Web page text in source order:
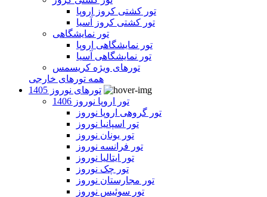
تور کشتی کروز اروپا
تور کشتی کروز آسیا
تور نمایشگاهی
تور نمایشگاهی اروپا
تور نمایشگاهی آسیا
تورهای ویژه کریسمس
همه تورهای خارجی
تورهای نوروز 1405
تور اروپا نوروز 1406
تور گروهی اروپا نوروز
تور اسپانیا نوروز
تور یونان نوروز
تور فرانسه نوروز
تور ایتالیا نوروز
تور چک نوروز
تور مجارستان نوروز
تور سوئیس نوروز